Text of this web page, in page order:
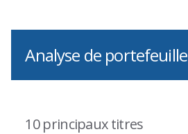
Analyse de portefeuille
10 principaux titres